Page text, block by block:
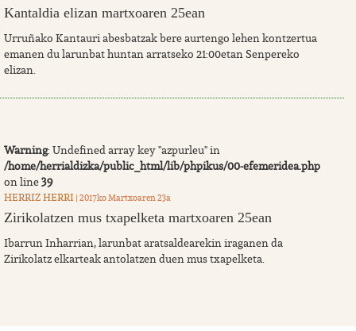
Kantaldia elizan martxoaren 25ean
Urruñako Kantauri abesbatzak bere aurtengo lehen kontzertua
emanen du larunbat huntan arratseko 21:00etan Senpereko
elizan.
Warning: Undefined array key "azpurleu" in
/home/herrialdizka/public_html/lib/phpikus/00-efemeridea.php
on line39
HERRIZ HERRI | 2017ko Martxoaren 23a
Zirikolatzen mus txapelketa martxoaren 25ean
Ibarrun Inharrian, larunbat aratsaldearekin iraganen da
Zirikolatz elkarteak antolatzen duen mus txapelketa.